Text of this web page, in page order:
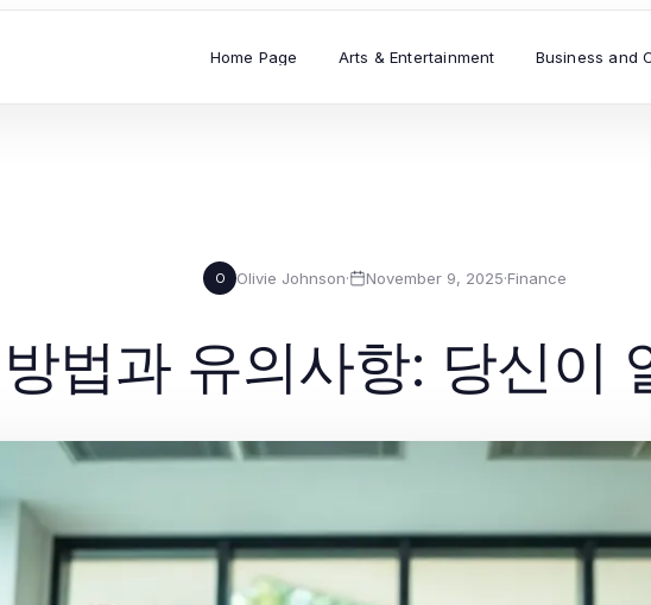
Home Page Arts & Entertainment Business and
O Olivie Johnson· November 9, 2025·Finance
법과 유의사항: 당신이